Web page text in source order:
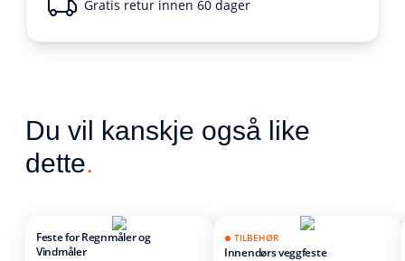
Gratis retur innen 60 dager
Du vil kanskje også like
dette.
Feste for Regnmåler og
Vindmåler
TILBEHØR
Innendørs veggfeste